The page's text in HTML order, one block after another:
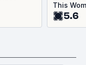
This
5.6